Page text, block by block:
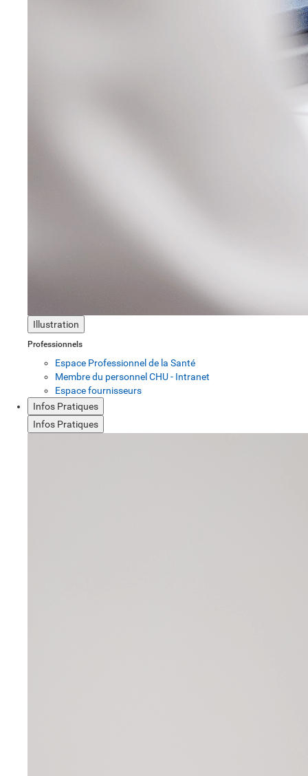
Illustration
Professionnels
Espace Professionnel de la Santé
Membre du personnel CHU - Intranet
Espace fournisseurs
Infos Pratiques
Infos Pratiques